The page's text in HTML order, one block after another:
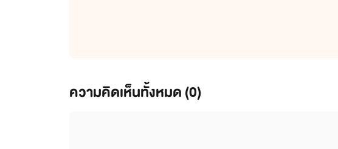
ความคิดเห็นทั้งหมด (0)